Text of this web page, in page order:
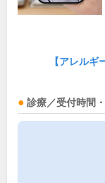
【アレルギ
診療／受付時間